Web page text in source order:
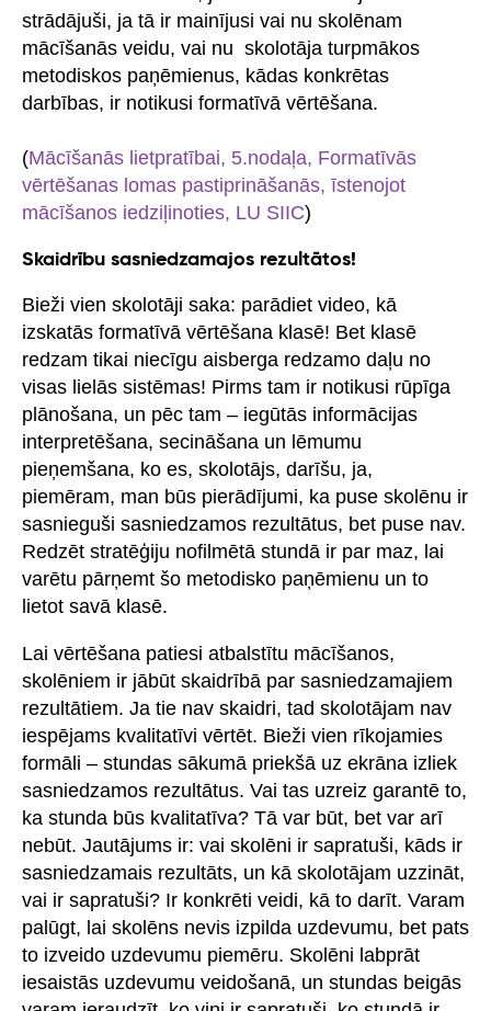
strādājuši, ja tā ir mainījusi vai nu skolēnam
mācīšanās veidu, vai nu skolotāja turpmākos
metodiskos paņēmienus, kādas konkrētas
darbības, ir notikusi formatīvā vērtēšana.
(Mācīšanās lietpratībai, 5.nodaļa, Formatīvās
vērtēšanas lomas pastiprināšanās, īstenojot
mācīšanos iedziļinoties, LU SIIC)
Skaidrību sasniedzamajos rezultātos!
Bieži vien skolotāji saka: parādiet video, kā
izskatās formatīvā vērtēšana klasē! Bet klasē
redzam tikai niecīgu aisberga redzamo daļu no
visas lielās sistēmas! Pirms tam ir notikusi rūpīga
plānošana, un pēc tam – iegūtās informācijas
interpretēšana, secināšana un lēmumu
pieņemšana, ko es, skolotājs, darīšu, ja,
piemēram, man būs pierādījumi, ka puse skolēnu ir
sasnieguši sasniedzamos rezultātus, bet puse nav.
Redzēt stratēģiju nofilmētā stundā ir par maz, lai
varētu pārņemt šo metodisko paņēmienu un to
lietot savā klasē.
Lai vērtēšana patiesi atbalstītu mācīšanos,
skolēniem ir jābūt skaidrībā par sasniedzamajiem
rezultātiem. Ja tie nav skaidri, tad skolotājam nav
iespējams kvalitatīvi vērtēt. Bieži vien rīkojamies
formāli – stundas sākumā priekšā uz ekrāna izliek
sasniedzamos rezultātus. Vai tas uzreiz garantē to,
ka stunda būs kvalitatīva? Tā var būt, bet var arī
nebūt. Jautājums ir: vai skolēni ir sapratuši, kāds ir
sasniedzamais rezultāts, un kā skolotājam uzzināt,
vai ir sapratuši? Ir konkrēti veidi, kā to darīt. Varam
palūgt, lai skolēns nevis izpilda uzdevumu, bet pats
to izveido uzdevumu piemēru. Skolēni labprāt
iesaistās uzdevumu veidošanā, un stundas beigās